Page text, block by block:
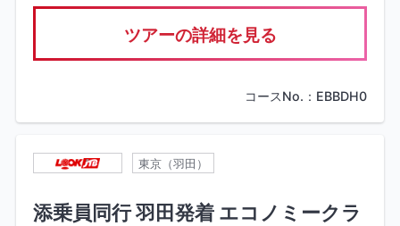
ツアーの詳細を見る
コースNo.：EBBDH0
東京（羽田）
添乗員同行 羽田発着 エコノミークラ